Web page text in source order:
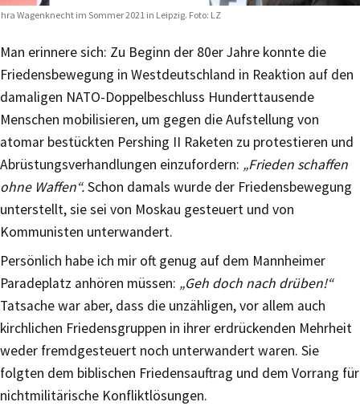
Wagenknecht im Sommer 2021 in Leipzig. Foto: LZ
Man erinnere sich: Zu Beginn der 80er Jahre konnte die
Friedensbewegung in Westdeutschland in Reaktion auf den
damaligen NATO-Doppelbeschluss Hunderttausende
Menschen mobilisieren, um gegen die Aufstellung von
atomar bestückten Pershing II Raketen zu protestieren und
Abrüstungsverhandlungen einzufordern: „Frieden schaffen
ohne Waffen“.Schon damals wurde der Friedensbewegung
unterstellt, sie sei von Moskau gesteuert und von
Kommunisten unterwandert.
Persönlich habe ich mir oft genug auf dem Mannheimer
Paradeplatz anhören müssen: „Geh doch nach drüben!“
Tatsache war aber, dass die unzähligen, vor allem auch
kirchlichen Friedensgruppen in ihrer erdrückenden Mehrheit
weder fremdgesteuert noch unterwandert waren. Sie
folgten dem biblischen Friedensauftrag und dem Vorrang für
nichtmilitärische Konfliktlösungen.